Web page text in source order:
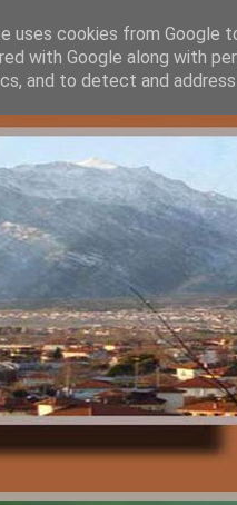
uses cookies from Google
with Google along with
and to detect and address